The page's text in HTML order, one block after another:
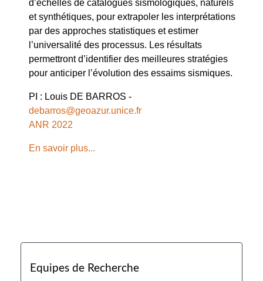
d’échelles de catalogues sismologiques, naturels
et synthétiques, pour extrapoler les interprétations
par des approches statistiques et estimer
l’universalité des processus. Les résultats
permettront d’identifier des meilleures stratégies
pour anticiper l’évolution des essaims sismiques.
PI : Louis DE BARROS -
debarros@geoazur.unice.fr
ANR 2022
En savoir plus...
Equipes de Recherche